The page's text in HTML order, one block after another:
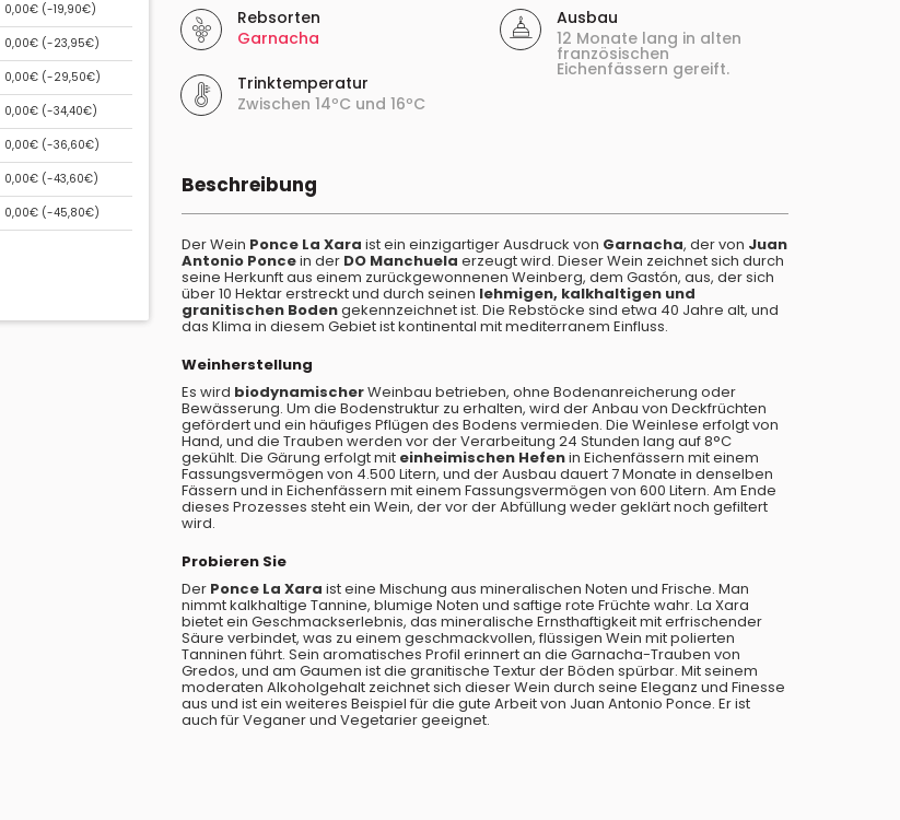
0,00€ (-19,90€)
0,00€ (-23,95€)
0,00€ (-29,50€)
0,00€ (-34,40€)
0,00€ (-36,60€)
0,00€ (-43,60€)
0,00€ (-45,80€)
Rebsorten
Garnacha
Trinktemperatur
Zwischen 14ºC und 16ºC
Ausbau
12 Monate lang in alten
französischen
Eichenfässern gereift.
Beschreibung
Der Wein Ponce La Xara ist ein einzigartiger Ausdruck von Garnacha, der von Juan
Antonio Poncein der DO Manchuela erzeugt wird. Dieser Wein zeichnet sich durch
seine Herkunft aus einem zurückgewonnenen Weinberg, dem Gastón, aus, der sich
über 10 Hektar erstreckt und durch seinen lehmigen, kalkhaltigen und
granitischen Bodengekennzeichnet ist. Die Rebstöcke sind etwa 40 Jahre alt, und
das Klima in diesem Gebiet ist kontinental mit mediterranem Einfluss.
Weinherstellung
Es wird biodynamischerWeinbau betrieben, ohne Bodenanreicherung oder
Bewässerung. Um die Bodenstruktur zu erhalten, wird der Anbau von Deckfrüchten
gefördert und ein häufiges Pflügen des Bodens vermieden. Die Weinlese erfolgt von
Hand, und die Trauben werden vor der Verarbeitung 24 Stunden lang auf 8°C
gekühlt. Die Gärung erfolgt mit einheimischen Hefenin Eichenfässern mit einem
Fassungsvermögen von 4.500 Litern, und der Ausbau dauert 7 Monate in denselben
Fässern und in Eichenfässern mit einem Fassungsvermögen von 600 Litern. Am Ende
dieses Prozesses steht ein Wein, der vor der Abfüllung weder geklärt noch gefiltert
wird.
Probieren Sie
Der Ponce La Xara ist eine Mischung aus mineralischen Noten und Frische. Man
nimmt kalkhaltige Tannine, blumige Noten und saftige rote Früchte wahr. La Xara
bietet ein Geschmackserlebnis, das mineralische Ernsthaftigkeit mit erfrischender
Säure verbindet, was zu einem geschmackvollen, flüssigen Wein mit polierten
Tanninen führt. Sein aromatisches Profil erinnert an die Garnacha-Trauben von
Gredos, und am Gaumen ist die granitische Textur der Böden spürbar. Mit seinem
moderaten Alkoholgehalt zeichnet sich dieser Wein durch seine Eleganz und Finesse
aus und ist ein weiteres Beispiel für die gute Arbeit von Juan Antonio Ponce. Er ist
auch für Veganer und Vegetarier geeignet.